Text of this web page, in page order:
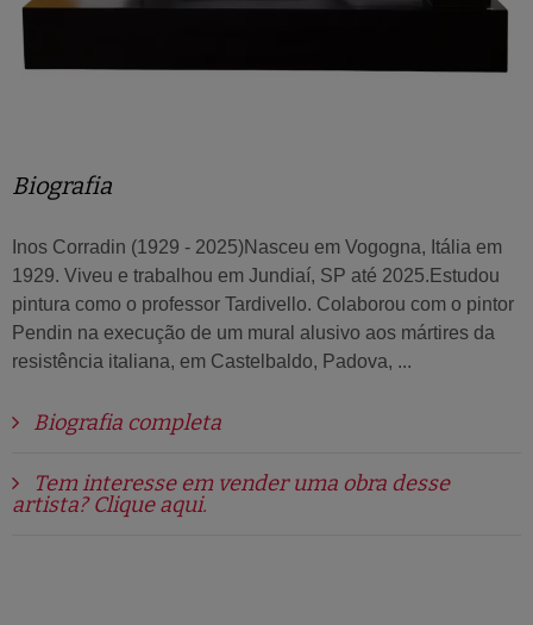
Biografia
Inos Corradin (1929 - 2025)Nasceu em Vogogna, Itália em
1929. Viveu e trabalhou em Jundiaí, SP até 2025.Estudou
pintura como o professor Tardivello. Colaborou com o pintor
Pendin na execução de um mural alusivo aos mártires da
resistência italiana, em Castelbaldo, Padova, ...
Biografia completa
Tem interesse em vender uma obra desse
artista? Clique aqui.